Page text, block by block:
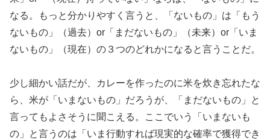
なる。もっと分かりやすく言うと、「ないもの」は「もう
ないもの」（過去）or「まだないもの」（未来）or「いま
ないもの」（現在）の３つのどれかになると言うことだ。
少し細かい話だが、カレーを作ったのに米を炊き忘れたな
ら、米が「いまないもの」だろうが、「まだないもの」と
言ってもよさそうに聞こえる。ここでいう「いまないも
の」と言うのは「いま行動すれば現実的な確率で獲得でき